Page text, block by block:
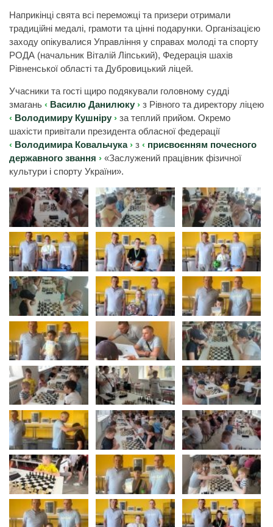
Наприкінці свята всі переможці та призери отримали
традиційні медалі, грамоти та цінні подарунки. Організацією
заходу опікувалися Управління у справах молоді та спорту
РОДА (начальник Віталій Ліпський), Федерація шахів
Рівненської області та Дубровицький ліцей.
Учасники та гості щиро подякували головному судді
змагань
Василю Данилюку
з Рівного та директору ліцею
Володимиру Кушніру
за теплий прийом. Окремо
шахісти привітали президента обласної федерації
Володимира Ковальчука
з
присвоєнням почесного
державного звання
«Заслужений працівник фізичної
культури і спорту України».